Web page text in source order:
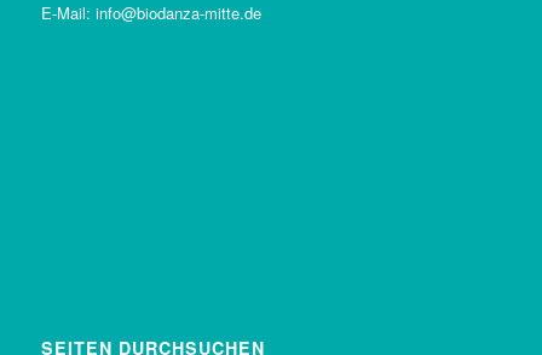
E-Mail: info@biodanza-mitte.de
SEITEN DURCHSUCHEN